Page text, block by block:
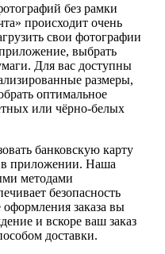
без рамки
происходит очень
свои фотографии
выбрать
Для вас доступны
размеры,
оптимальное
или чёрно-белых
банковскую карту
в приложении. Наша
методами
безопасность
заказа вы
и вскоре ваш заказ
доставки.